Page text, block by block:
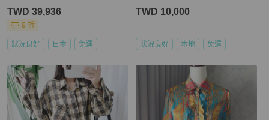
TWD 39,936
9 折
狀況良好 日本 免運
TWD 10,000
狀況良好 本地 免運